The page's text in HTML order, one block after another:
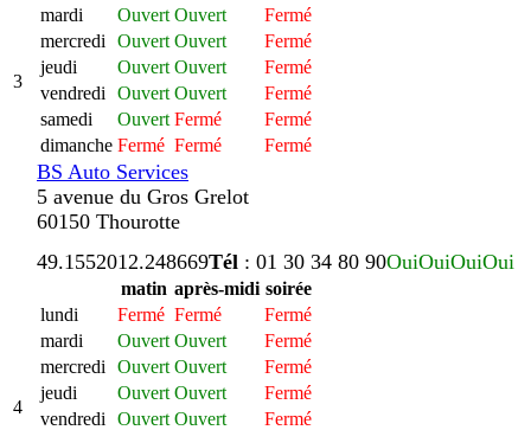
3
mardi
Ouvert Ouvert
Fermé
mercredi
Ouvert Ouvert
Fermé
jeudi
Ouvert Ouvert
Fermé
vendredi
Ouvert Ouvert
Fermé
samedi
Ouvert Fermé
Fermé
dimanche Fermé Fermé Fermé
BS Auto Services
5 avenue du Gros Grelot
60150 Thourotte
4
49.1552012.248669Tél : 01 30 34 80 90OuiOuiOuiOui
matin après-midi soirée
lundi
Fermé Fermé
Fermé
mardi
Ouvert Ouvert
Fermé
mercredi
Ouvert Ouvert
Fermé
jeudi
Ouvert Ouvert
Fermé
vendredi
Ouvert Ouvert
Fermé